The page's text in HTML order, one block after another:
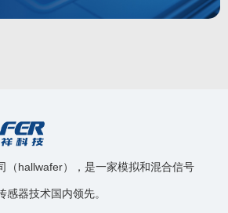
（hallwafer），是一家模拟和混合信号
器技术国内领先。